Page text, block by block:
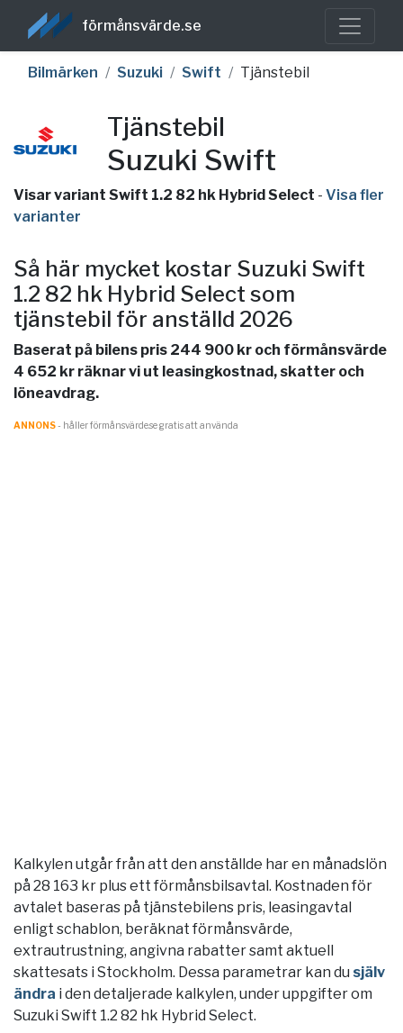
förmånsvärde.se
Bilmärken Suzuki Swift Tjänstebil
Tjänstebil
Suzuki Swift
Visar variant Swift 1.2 82 hk Hybrid Select - Visa fler
varianter
Så här mycket kostar Suzuki Swift
1.2 82 hk Hybrid Select som
tjänstebil för anställd 2026
Baserat på bilens pris 244 900 kr och förmånsvärde
4 652 kr räknar vi ut leasingkostnad, skatter och
löneavdrag.
ANNONS- håller förmånsvärde.se gratis att använda
Kalkylen utgår från att den anställde har en månadslön
på 28 163 kr plus ett förmånsbilsavtal. Kostnaden för
avtalet baseras på tjänstebilens pris, leasingavtal
enligt schablon, beräknat förmånsvärde,
extrautrustning, angivna rabatter samt aktuell
skattesats i Stockholm. Dessa parametrar kan du själv
ändra i den detaljerade kalkylen, under uppgifter om
Suzuki Swift 1.2 82 hk Hybrid Select.